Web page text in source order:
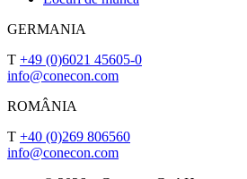
GERMANIA
T +49 (0)6021 45605-0
info@conecon.com
ROMÂNIA
T +40 (0)269 806560
info@conecon.com